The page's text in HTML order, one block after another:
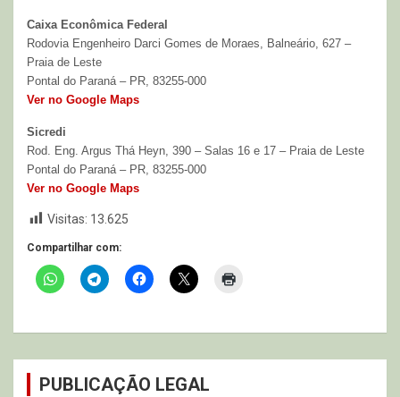
Caixa Econômica Federal
Rodovia Engenheiro Darci Gomes de Moraes, Balneário, 627 –
Praia de Leste
Pontal do Paraná – PR, 83255-000
Ver no Google Maps
Sicredi
Rod. Eng. Argus Thá Heyn, 390 – Salas 16 e 17 – Praia de Leste
Pontal do Paraná – PR, 83255-000
Ver no Google Maps
Visitas: 13.625
Compartilhar com:
PUBLICAÇÃO LEGAL